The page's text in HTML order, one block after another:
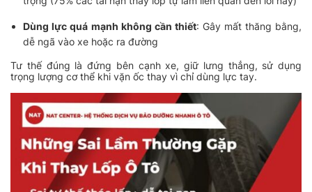
Dùng lực quá mạnh không cần thiết: Gây mất thăng bằng,
dễ ngã vào xe hoặc ra đường
Tư thế đúng là đứng bên cạnh xe, giữ lưng thẳng, sử dụng
trọng lượng cơ thể khi vặn ốc thay vì chỉ dùng lực tay.